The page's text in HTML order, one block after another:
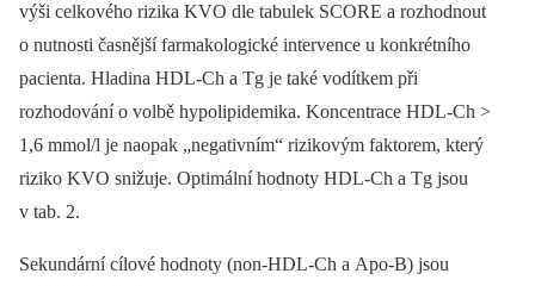
výši celkového rizika KVO dle tabulek SCORE a rozhodnout
o nutnosti časnější farmakologické intervence u konkrétního
pacienta. Hladina HDL-Ch a Tg je také vodítkem při
rozhodování o volbě hypolipidemika. Koncentrace HDL-Ch >
1,6 mmol/l je naopak „negativním“ rizikovým faktorem, který
riziko KVO snižuje. Optimální hodnoty HDL-Ch a Tg jsou
v tab. 2.
Sekundární cílové hodnoty (non-HDL-Ch a Apo-B) jsou